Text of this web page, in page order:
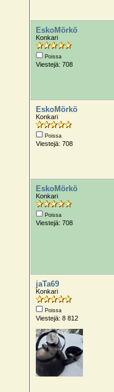
EskoMörkö
Konkari
Poissa
Viestejä: 708
EskoMörkö
Konkari
Poissa
Viestejä: 708
EskoMörkö
Konkari
Poissa
Viestejä: 708
jaTa69
Konkari
Poissa
Viestejä: 8 812